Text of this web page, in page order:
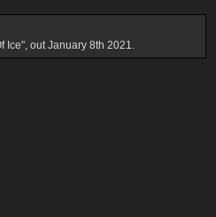
Ice", out January 8th 2021.